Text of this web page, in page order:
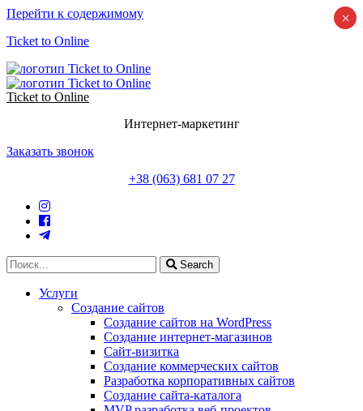
Перейти к содержимому
Ticket to Online
Ticket to Online
Интернет-маркетинг
Заказать звонок
+38 (063) 681 07 27
Search
Услуги
Создание сайтов
Создание сайтов на WordPress
Создание интернет-магазинов
Сайт-визитка
Создание коммерческих сайтов
Разработка корпоративных сайтов
Создание сайта-каталога
×